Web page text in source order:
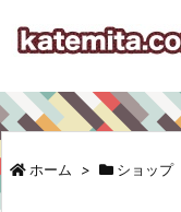
ホーム > ショップ